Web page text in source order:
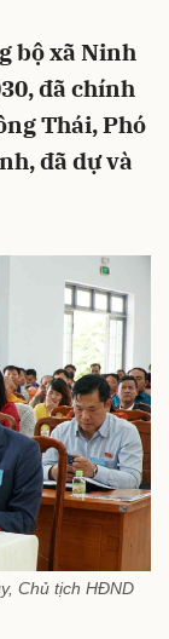
bộ xã Ninh
đã chính
Thái, Phó
đã dự và
Chủ tịch HĐND